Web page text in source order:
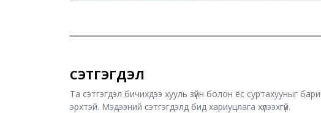
СЭТГЭГДЭЛ
Та сэтгэгдэл бичихдээ хууль зүйн болон ёс суртахууныг
эрхтэй. Мэдээний сэтгэгдэлд бид хариуцлага хүлээхгүй.